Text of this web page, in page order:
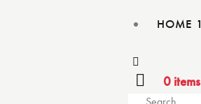
HOME 1
0 items